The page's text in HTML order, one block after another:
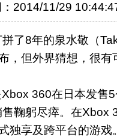
：2014/11/29
了8年的泉水敬（
，但外界猜想，很
360在日本发售
鞠躬尽瘁。在Xbox
独享及跨平台的游